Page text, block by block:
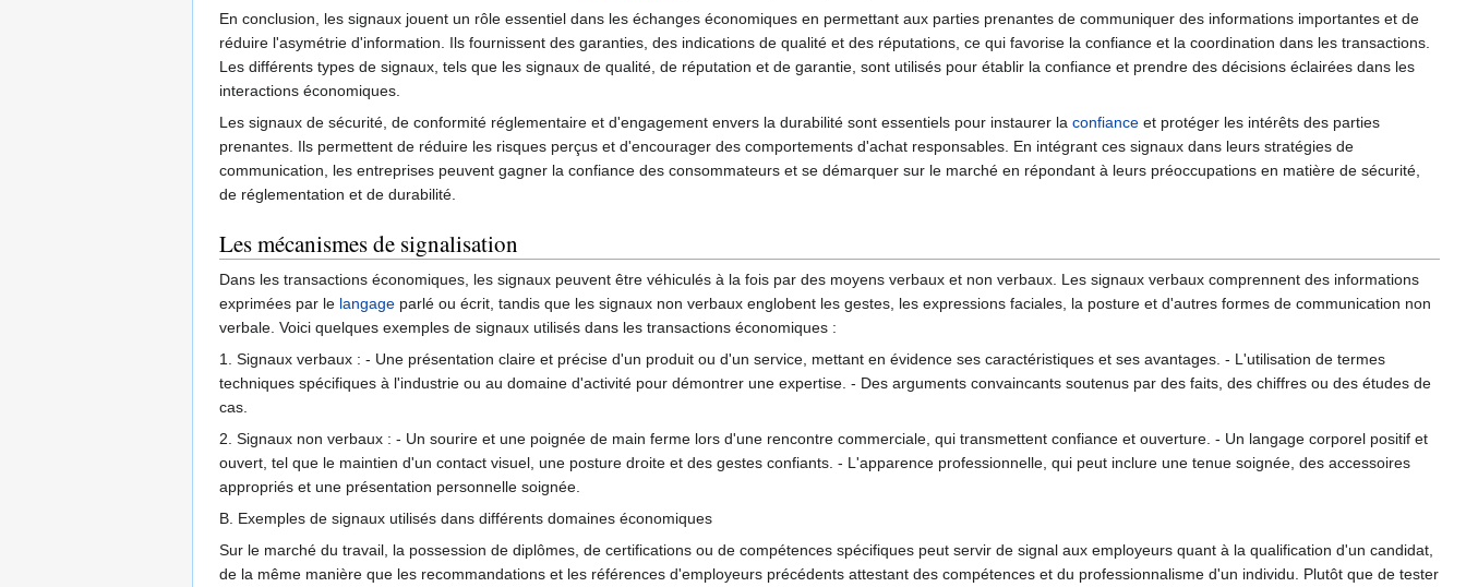
En conclusion, les signaux jouent un rôle essentiel dans les échanges économiques en permettant aux parties prenantes de communiquer des informations importantes et de
réduire l'asymétrie d'information. Ils fournissent des garanties, des indications de qualité et des réputations, ce qui favorise la confiance et la coordination dans les transactions.
Les différents types de signaux, tels que les signaux de qualité, de réputation et de garantie, sont utilisés pour établir la confiance et prendre des décisions éclairées dans les
interactions économiques.
Les signaux de sécurité, de conformité réglementaire et d'engagement envers la durabilité sont essentiels pour instaurer la confiance et protéger les intérêts des parties
prenantes. Ils permettent de réduire les risques perçus et d'encourager des comportements d'achat responsables. En intégrant ces signaux dans leurs stratégies de
communication, les entreprises peuvent gagner la confiance des consommateurs et se démarquer sur le marché en répondant à leurs préoccupations en matière de sécurité,
de réglementation et de durabilité.
Les mécanismes de signalisation
Dans les transactions économiques, les signaux peuvent être véhiculés à la fois par des moyens verbaux et non verbaux. Les signaux verbaux comprennent des informations
exprimées par le langage parlé ou écrit, tandis que les signaux non verbaux englobent les gestes, les expressions faciales, la posture et d'autres formes de communication non
verbale. Voici quelques exemples de signaux utilisés dans les transactions économiques :
1. Signaux verbaux : - Une présentation claire et précise d'un produit ou d'un service, mettant en évidence ses caractéristiques et ses avantages. - L'utilisation de termes
techniques spécifiques à l'industrie ou au domaine d'activité pour démontrer une expertise. - Des arguments convaincants soutenus par des faits, des chiffres ou des études de
cas.
2. Signaux non verbaux : - Un sourire et une poignée de main ferme lors d'une rencontre commerciale, qui transmettent confiance et ouverture. - Un langage corporel positif et
ouvert, tel que le maintien d'un contact visuel, une posture droite et des gestes confiants. - L'apparence professionnelle, qui peut inclure une tenue soignée, des accessoires
appropriés et une présentation personnelle soignée.
B. Exemples de signaux utilisés dans différents domaines économiques
Sur le marché du travail, la possession de diplômes, de certifications ou de compétences spécifiques peut servir de signal aux employeurs quant à la qualification d'un candidat,
de la même manière que les recommandations et les références d'employeurs précédents attestant des compétences et du professionnalisme d'un individu. Plutôt que de tester